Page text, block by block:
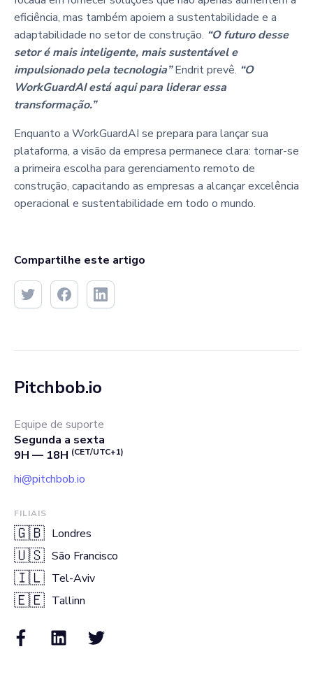
eficiência, mas também apoiem a sustentabilidade e a
adaptabilidade no setor de construção. “O futuro desse
setor é mais inteligente, mais sustentável e
impulsionado pela tecnologia”Endrit prevê. “O
WorkGuardAI está aqui para liderar essa
transformação.”
Enquanto a WorkGuardAI se prepara para lançar sua
plataforma, a visão da empresa permanece clara: tornar-se
a primeira escolha para gerenciamento remoto de
construção, capacitando as empresas a alcançar excelência
operacional e sustentabilidade em todo o mundo.
Compartilhe este artigo
Pitchbob.io
Equipe de suporte
Segunda a sexta
9H — 18H (CET/UTC+1)
hi@pitchbob.io
FILIAIS
🇬🇧 Londres
🇺🇸 São Francisco
🇮🇱 Tel-Aviv
🇪🇪 Tallinn